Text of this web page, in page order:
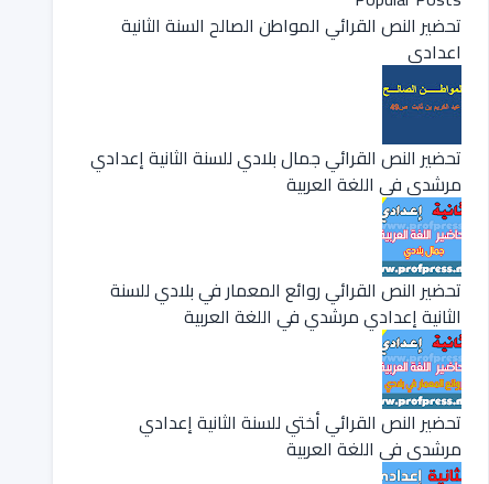
تحضير النص القرائي المواطن الصالح السنة الثانية
اعدادي
تحضير النص القرائي جمال بلادي للسنة الثانية إعدادي
مرشدي في اللغة العربية
تحضير النص القرائي روائع المعمار في بلادي للسنة
الثانية إعدادي مرشدي في اللغة العربية
تحضير النص القرائي أختي للسنة الثانية إعدادي
مرشدي في اللغة العربية